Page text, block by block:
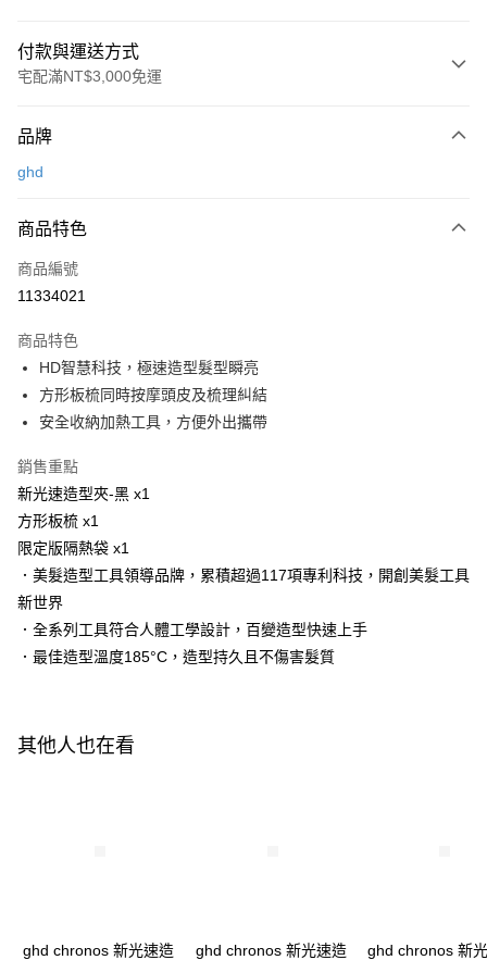
付款與運送方式
宅配滿NT$3,000免運
信用卡一次付款
Apple Pay
街口支付
Google Pay
AFTEE先享後付
相關說明
AFTEE先享後付是「在收到商品之後才付款」的支付方式。 讓您購物簡單
１．簡單：不需註冊會員、不需綁卡、不需儲值。
２．便利：只要手機號碼，簡訊認證，即可結帳。
３．安心：先確認商品／服務後，再付款。
【「AFTEE先享後付」結帳流程】
１．於結帳方式選擇「AFTEE先享後付」後，將跳轉至「AFTEE先享後付」
２．訂單成立數日內，您將收到繳費通知簡訊。
３．收到繳費通知簡訊後14天內，點擊此簡訊中的連結，可透過四大超商／
後付繳納相關費用。
※ 交易是否成功請以「AFTEE先享後付 」之結帳頁面顯示為準，若有關於
３．未成年的使用者請事先徵得法定代理人或監護人之同意方可使用
運送方式
宅配
宅配-離島
每筆NT$320，滿NT$3,000(含以上)免運費
品牌
ghd
商品特色
商品編號
11334021
商品特色
HD智慧科技，極速造型髮型瞬亮
方形板梳同時按摩頭皮及梳理糾結
安全收納加熱工具，方便外出攜帶
銷售重點
新光速造型夾-黑 x1
方形板梳 x1
限定版隔熱袋 x1
．美髮造型工具領導品牌，累積超過117項專利科技，開創美髮工具
新世界
．全系列工具符合人體工學設計，百變造型快速上手
．最佳造型溫度185°C，造型持久且不傷害髮質
其他人也在看
ghd chronos 新光速造
ghd chronos 新光速造
ghd chronos 新